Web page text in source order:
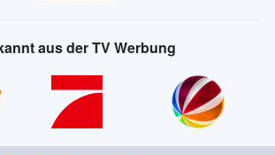
aus der TV Werbung